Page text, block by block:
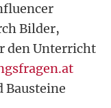
Bilder,
den Unterricht
Bausteine